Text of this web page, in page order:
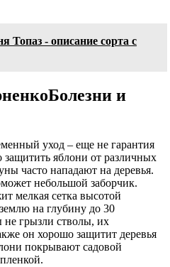
Топаз - описание сорта с
Болезни и
уход – еще не гарантия
яблони от различных
часто нападают на деревья.
небольшой заборчик.
мелкая сетка высотой
на глубину до 30
грызли стволы, их
он хорошо защитит деревья
покрывают садовой